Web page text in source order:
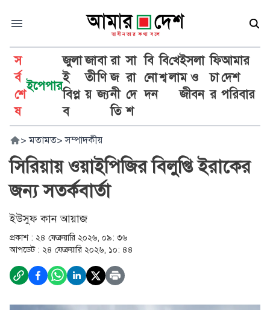
স
র্ব
শে
ষ
ইপেপার
জুলা
ই
বিপ্ল
ব
জা
তী
য়
বা
ণি
জ্য
রা
জ
নী
তি
সা
রা
দে
শ
বি
নো
দন
বি
শ্ব
খে
লা
ইসলা
ম ও
জীবন
ফি
চা
র
আমার
দেশ
পরিবার
> মতামত> সম্পাদকীয়
সিরিয়ায় ওয়াইপিজির বিলুপ্তি ইরাকের
জন্য সতর্কবার্তা
ইউসুফ কান আয়াজ
প্রকাশ : ২৪ ফেব্রুয়ারি ২০২৬, ০৯: ৩৬
আপডেট : ২৪ ফেব্রুয়ারি ২০২৬, ১০: ৪৪